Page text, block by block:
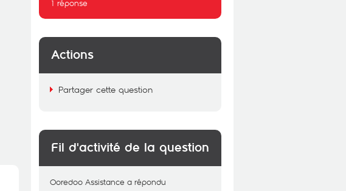
1 réponse
Actions
Partager cette question
Fil d'activité de la question
Ooredoo Assistance a répondu